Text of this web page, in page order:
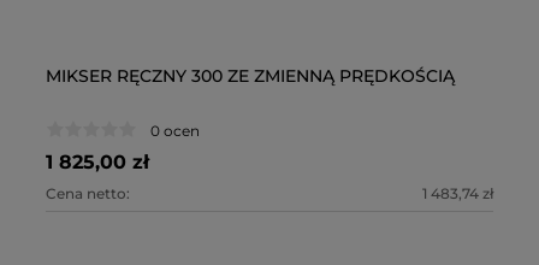
MIKSER RĘCZNY 300 ZE ZMIENNĄ PRĘDKOŚCIĄ
0 ocen
1 825,00 zł
Cena netto: 1 483,74 zł